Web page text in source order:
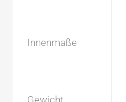
Innenmaße